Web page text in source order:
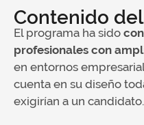
Contenido del
El programa ha sido
profesionales con
en entornos
cuenta en su diseño
exigirían a un candidato.